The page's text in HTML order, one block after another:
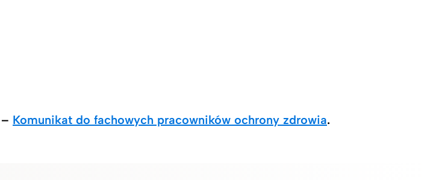
Komunikat do fachowych pracowników ochrony zdrowia.